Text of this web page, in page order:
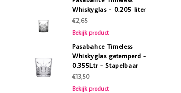
Whiskyglas - 0.205 liter
€2,65
Bekijk product
Pasabahce Timeless
Whiskyglas getemperd -
0.355Ltr - Stapelbaar
€13,50
Bekijk product